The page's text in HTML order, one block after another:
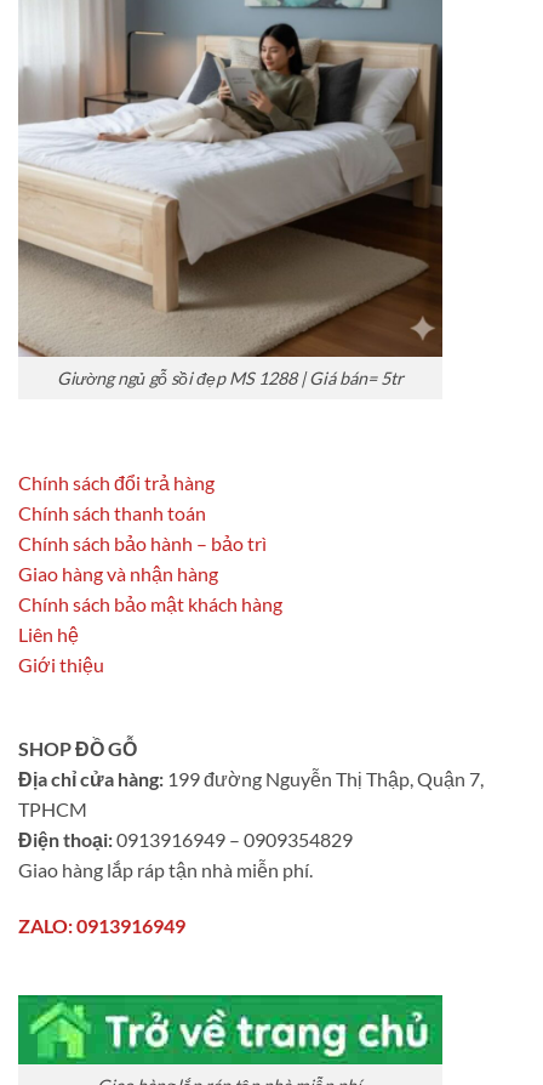
Giường ngủ gỗ sồi đẹp MS 1288 | Giá bán= 5tr
Chính sách đổi trả hàng
Chính sách thanh toán
Chính sách bảo hành – bảo trì
Giao hàng và nhận hàng
Chính sách bảo mật khách hàng
Liên hệ
Giới thiệu
SHOP ĐỒ GỖ
Địa chỉ cửa hàng: 199 đường Nguyễn Thị Thập, Quận 7,
TPHCM
Điện thoại:0913916949 – 0909354829
Giao hàng lắp ráp tận nhà miễn phí.
ZALO: 0913916949